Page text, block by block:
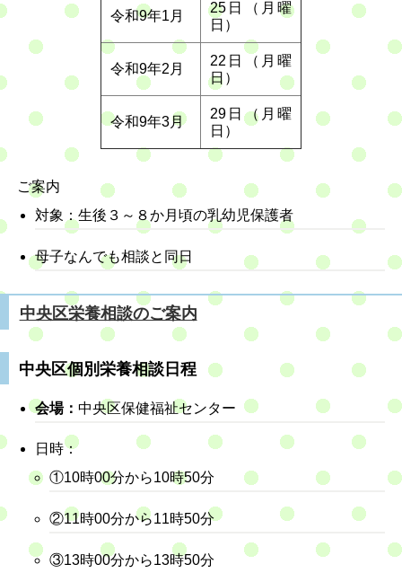
令和9年1月
25日（月曜
日）
令和9年2月
22日（月曜
日）
令和9年3月
29日（月曜
日）
ご案内
対象：生後３～８か月頃の乳幼児保護者
母子なんでも相談と同日
中央区栄養相談のご案内
中央区個別栄養相談日程
会場：中央区保健福祉センター
日時：
①10時00分から10時50分
②11時00分から11時50分
③13時00分から13時50分